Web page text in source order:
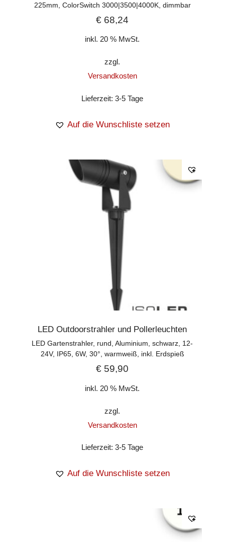
225mm, ColorSwitch 3000|3500|4000K, dimmbar
€ 68,24
inkl. 20 % MwSt.
zzgl.
Versandkosten
Lieferzeit:3-5 Tage
Auf die Wunschliste setzen
LED Outdoorstrahler und Pollerleuchten
LED Gartenstrahler, rund, Aluminium, schwarz, 12-
24V, IP65, 6W, 30°, warmweiß, inkl. Erdspieß
€ 59,90
inkl. 20 % MwSt.
zzgl.
Versandkosten
Lieferzeit:3-5 Tage
Auf die Wunschliste setzen